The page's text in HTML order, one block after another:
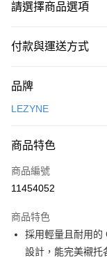
請選擇商品選項
付款與運送方式
信用卡一次付款
LINE Pay
Apple Pay
相關說明
【關於「AFTEE先享後
便利好安心！
ATM付款
品牌
LEZYNE
商品特色
商品編號
11454052
商品特色
採用輕量且耐用的
設計，能完美襯托